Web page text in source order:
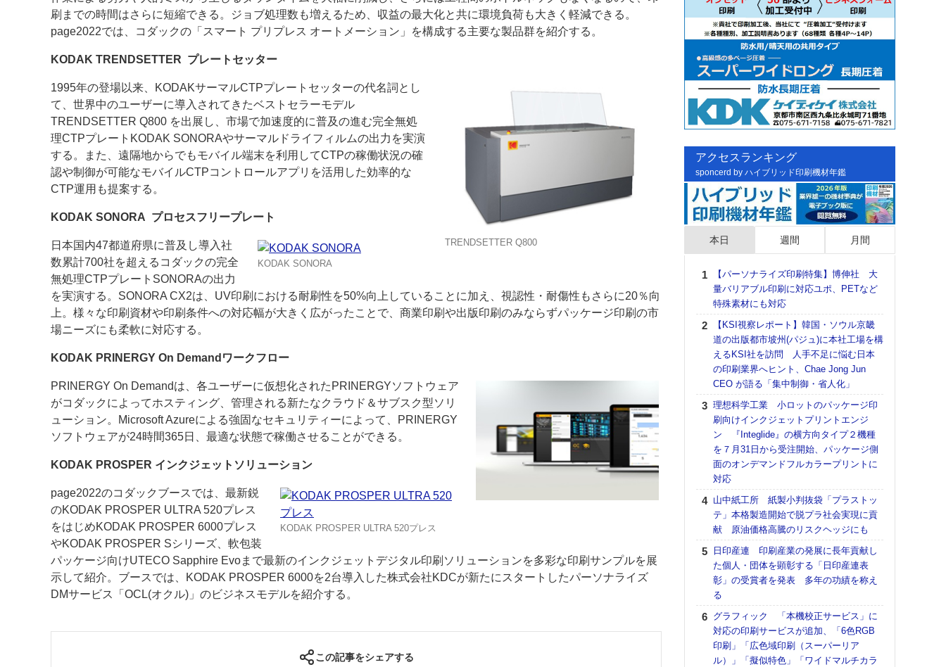
刷までの時間はさらに短縮できる。ジョブ処理数も増えるため、収益の最大化と共に環境負荷も大きく軽減できる。
page2022では、コダックの「スマート プリプレス オートメーション」を構成する主要な製品群を紹介する。
KODAK TRENDSETTER プレートセッター
TRENDSETTER Q800
1995年の登場以来、KODAKサーマルCTPプレートセッターの代名詞とし
て、世界中のユーザーに導入されてきたベストセラーモデル
TRENDSETTER Q800 を出展し、市場で加速度的に普及の進む完全無処
理CTPプレートKODAK SONORAやサーマルドライフィルムの出力を実演
する。また、遠隔地からでもモバイル端末を利用してCTPの稼働状況の確
認や制御が可能なモバイルCTPコントロールアプリを活用した効率的な
CTP運用も提案する。
KODAK SONORA プロセスフリープレート
KODAK SONORA
日本国内47都道府県に普及し導入社
数累計700社を超えるコダックの完全
無処理CTPプレートSONORAの出力
を実演する。SONORA CX2は、UV印刷における耐刷性を50%向上していることに加え、視認性・耐傷性もさらに20％向
上。様々な印刷資材や印刷条件への対応幅が大きく広がったことで、商業印刷や出版印刷のみならずパッケージ印刷の市
場ニーズにも柔軟に対応する。
KODAK PRINERGY On Demandワークフロー
PRINERGY On Demandは、各ユーザーに仮想化されたPRINERGYソフトウェア
がコダックによってホスティング、管理される新たなクラウド＆サブスク型ソリ
ューション。Microsoft Azureによる強固なセキュリティーによって、PRINERGY
ソフトウェアが24時間365日、最適な状態で稼働させることができる。
KODAK PROSPER インクジェットソリューション
KODAK PROSPER ULTRA 520プレス
page2022のコダックブースでは、最新鋭
のKODAK PROSPER ULTRA 520プレス
をはじめKODAK PROSPER 6000プレス
やKODAK PROSPER Sシリーズ、軟包装
パッケージ向けUTECO Sapphire Evoまで最新のインクジェットデジタル印刷ソリューションを多彩な印刷サンプルを展
示して紹介。ブースでは、KODAK PROSPER 6000を2台導入した株式会社KDCが新たにスタートしたパーソナライズ
DMサービス「OCL(オクル)」のビジネスモデルを紹介する。
この記事をシェアする
アクセスランキング
sponcerd by ハイブリッド印刷機材年鑑
本日 週間 月間
【パーソナライズ印刷特集】博伸社 大
量バリアブル印刷に対応ユポ、PETなど
特殊素材にも対応
【KSI視察レポート】韓国・ソウル京畿
道の出版都市坡州(パジュ)に本社工場を構
えるKSI社を訪問 人手不足に悩む日本
の印刷業界へヒント、Chae Jong Jun
CEO が語る「集中制御・省人化」
理想科学工業 小ロットのパッケージ印
刷向けインクジェットプリントエンジ
ン 『Integlide』の横方向タイプ２機種
を７月31日から受注開始、パッケージ側
面のオンデマンドフルカラープリントに
対応
山中紙工所 紙製小判抜袋「プラストッ
テ」本格製造開始で脱プラ社会実現に貢
献 原油価格高騰のリスクヘッジにも
日印産連 印刷産業の発展に長年貢献し
た個人・団体を顕彰する「日印産連表
彰」の受賞者を発表 多年の功績を称え
る
グラフィック 「本機校正サービス」に
対応の印刷サービスが追加、「6色RGB
印刷」「広色域印刷（スーパーリア
ル）」「擬似特色」「ワイドマルチカラ